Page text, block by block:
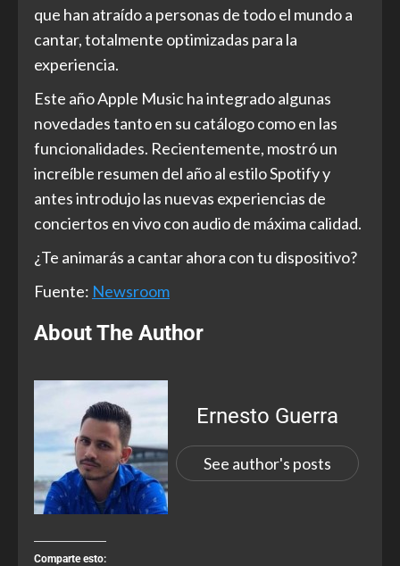
que han atraído a personas de todo el mundo a
cantar, totalmente optimizadas para la
experiencia.
Este año Apple Music ha integrado algunas
novedades tanto en su catálogo como en las
funcionalidades. Recientemente, mostró un
increíble resumen del año al estilo Spotify y
antes introdujo las nuevas experiencias de
conciertos en vivo con audio de máxima calidad.
¿Te animarás a cantar ahora con tu dispositivo?
Fuente: Newsroom
About The Author
Ernesto Guerra
See author's posts
Comparte esto: